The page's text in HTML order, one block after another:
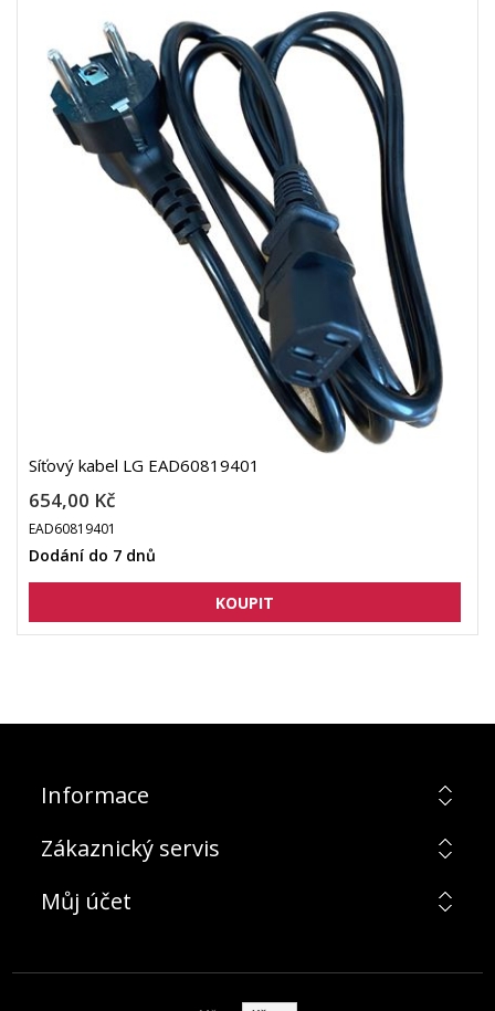
Síťový kabel LG EAD60819401
654,00 Kč
EAD60819401
Dodání do 7 dnů
Informace
Zákaznický servis
Můj účet